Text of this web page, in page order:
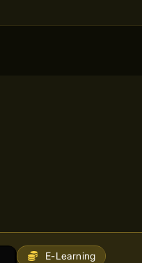
E-Learning